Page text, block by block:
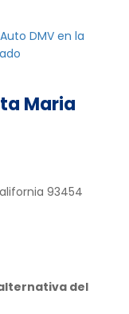
Maria
93454
del